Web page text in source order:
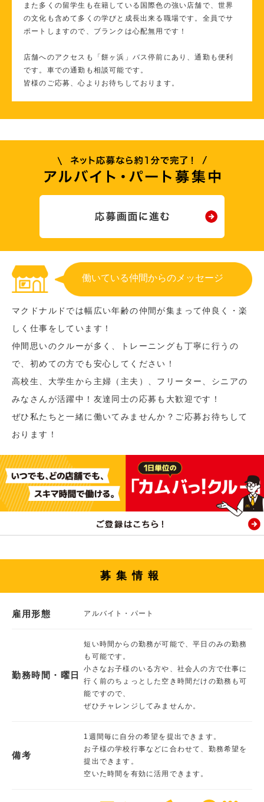
また多くの留学生も在籍している国際色の強い店舗で、世界
の文化も含めて多くの学びと成長出来る職場です。全員でサ
ポートしますので、ブランクは心配無用です！
店舗へのアクセスも「餅ヶ浜」バス停前にあり、通勤も便利
です。車での通勤も相談可能です。
皆様のご応募、心よりお待ちしております。
働いている仲間からのメッセージ
マクドナルドでは幅広い年齢の仲間が集まって仲良く・楽
しく仕事をしています！
仲間思いのクルーが多く、トレーニングも丁寧に行うの
で、初めての方でも安心してください！
高校生、大学生から主婦（主夫）、フリーター、シニアの
みなさんが活躍中！友達同士の応募も大歓迎です！
ぜひ私たちと一緒に働いてみませんか？ご応募お待ちして
おります！
募集情報
雇用形態 アルバイト・パート
勤務時間・曜日
短い時間からの勤務が可能で、平日のみの勤務
も可能です。
小さなお子様のいる方や、社会人の方で仕事に
行く前のちょっとした空き時間だけの勤務も可
能ですので、
ぜひチャレンジしてみませんか。
備考
1週間毎に自分の希望を提出できます。
お子様の学校行事などに合わせて、勤務希望を
提出できます。
空いた時間を有効に活用できます。